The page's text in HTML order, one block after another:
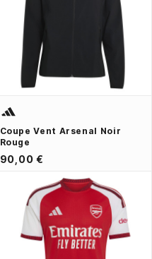
Coupe Vent Arsenal Noir
Rouge
90,00 €